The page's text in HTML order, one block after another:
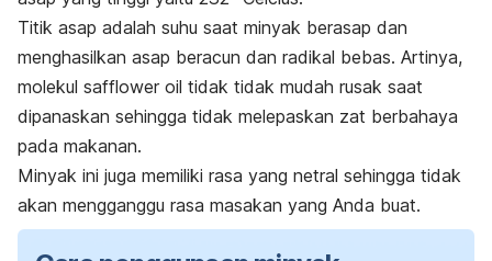
Titik asap adalah suhu saat minyak berasap dan
menghasilkan asap beracun dan radikal bebas. Artinya,
molekul safflower oil tidak tidak mudah rusak saat
dipanaskan sehingga tidak melepaskan zat berbahaya
pada makanan.
Minyak ini juga memiliki rasa yang netral sehingga tidak
akan mengganggu rasa masakan yang Anda buat.